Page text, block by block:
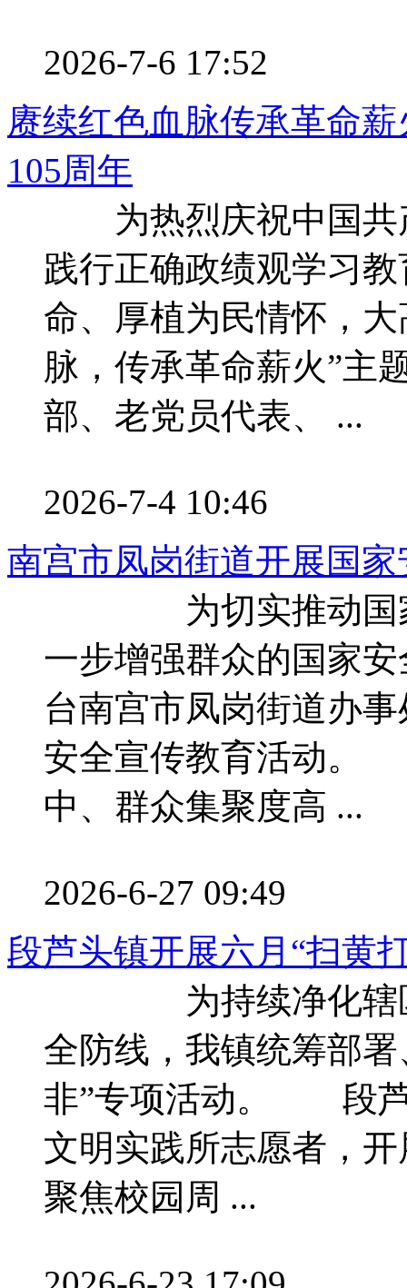
2026-7-6 17:52
赓续红色血脉传承革命
105周年
为热烈庆祝中国共
践行正确政绩观学习
命、厚植为民情怀，
脉，传承革命薪火”主
部、老党员代表、 ...
2026-7-4 10:46
南宫市凤岗街道开展国
为切实推动国家
一步增强群众的国家
台南宫市凤岗街道办
安全宣传教育活动。
中、群众集聚度高 ...
2026-6-27 09:49
段芦头镇开展六月“扫黄
为持续净化辖区
全防线，我镇统筹部
非”专项活动。 段芦
文明实践所志愿者，
聚焦校园周 ...